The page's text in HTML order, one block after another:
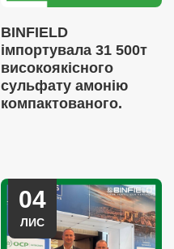
BINFIELD
імпортувала 31 500т
високоякісного
сульфату амонію
компактованого.
04
ЛИС